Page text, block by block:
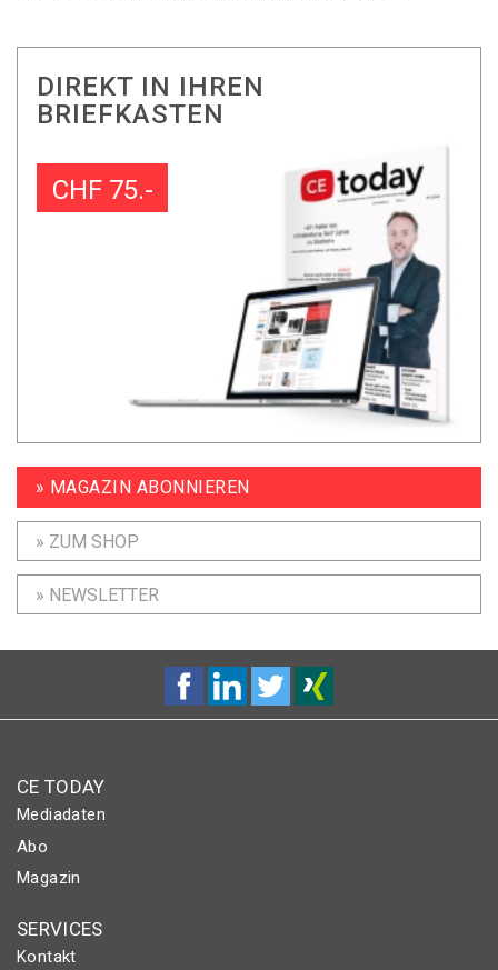
DIREKT IN IHREN
BRIEFKASTEN
CHF 75.-
» MAGAZIN ABONNIEREN
» ZUM SHOP
» NEWSLETTER
CE TODAY
Mediadaten
Abo
Magazin
SERVICES
Kontakt